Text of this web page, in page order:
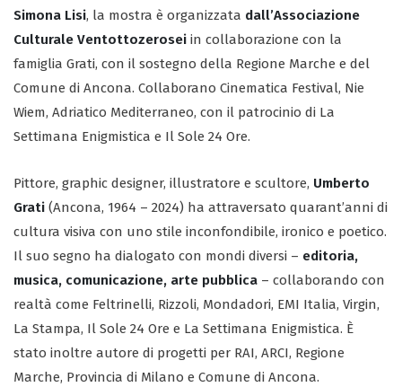
Simona Lisi, la mostra è organizzata dall’Associazione
Culturale Ventottozerosei in collaborazione con la
famiglia Grati, con il sostegno della Regione Marche e del
Comune di Ancona. Collaborano Cinematica Festival, Nie
Wiem, Adriatico Mediterraneo, con il patrocinio di La
Settimana Enigmistica e Il Sole 24 Ore.
Pittore, graphic designer, illustratore e scultore, Umberto
Grati (Ancona, 1964 – 2024) ha attraversato quarant’anni di
cultura visiva con uno stile inconfondibile, ironico e poetico.
Il suo segno ha dialogato con mondi diversi – editoria,
musica, comunicazione, arte pubblica – collaborando con
realtà come Feltrinelli, Rizzoli, Mondadori, EMI Italia, Virgin,
La Stampa, Il Sole 24 Ore e La Settimana Enigmistica. È
stato inoltre autore di progetti per RAI, ARCI, Regione
Marche, Provincia di Milano e Comune di Ancona.